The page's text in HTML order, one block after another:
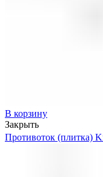
В корзину
Закрыть
Противоток (плитка)